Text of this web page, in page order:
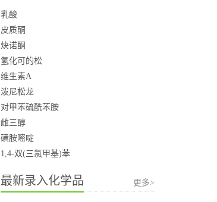
乳酸
皮质酮
炔诺酮
氢化可的松
维生素A
泼尼松龙
对甲苯硫酰苯胺
雌三醇
磺胺嘧啶
1,4-双(三氯甲基)苯
最新录入化学品 更多>